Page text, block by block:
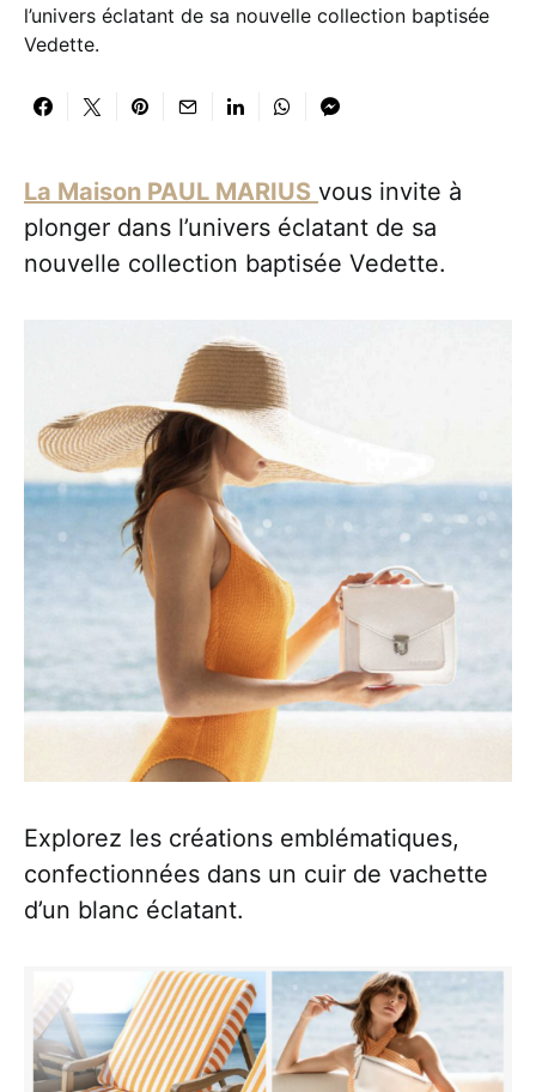
l’univers éclatant de sa nouvelle collection baptisée
Vedette.
La Maison PAUL MARIUS vous invite à
plonger dans l’univers éclatant de sa
nouvelle collection baptisée Vedette.
Explorez les créations emblématiques,
confectionnées dans un cuir de vachette
d’un blanc éclatant.